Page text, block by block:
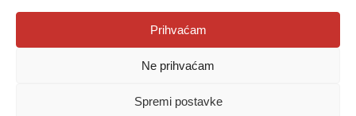
Prihvaćam
Ne prihvaćam
Spremi postavke
Agencija za odgoj i obrazovanje
Donje Svetice 38, 10000 Zagreb
1778129
Prenošenje sadržaja dopušteno je uz navođenje izvora.